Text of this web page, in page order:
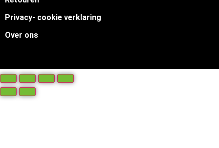
Privacy- cookie verklaring
Over ons